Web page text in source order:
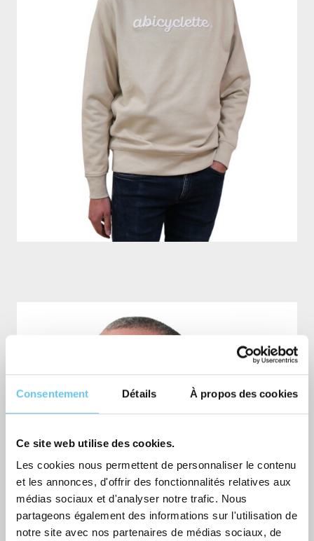
Consentement Détails À propos des cookies
Ce site web utilise des cookies.
Les cookies nous permettent de personnaliser le contenu
et les annonces, d'offrir des fonctionnalités relatives aux
médias sociaux et d'analyser notre trafic. Nous
partageons également des informations sur l'utilisation de
notre site avec nos partenaires de médias sociaux, de